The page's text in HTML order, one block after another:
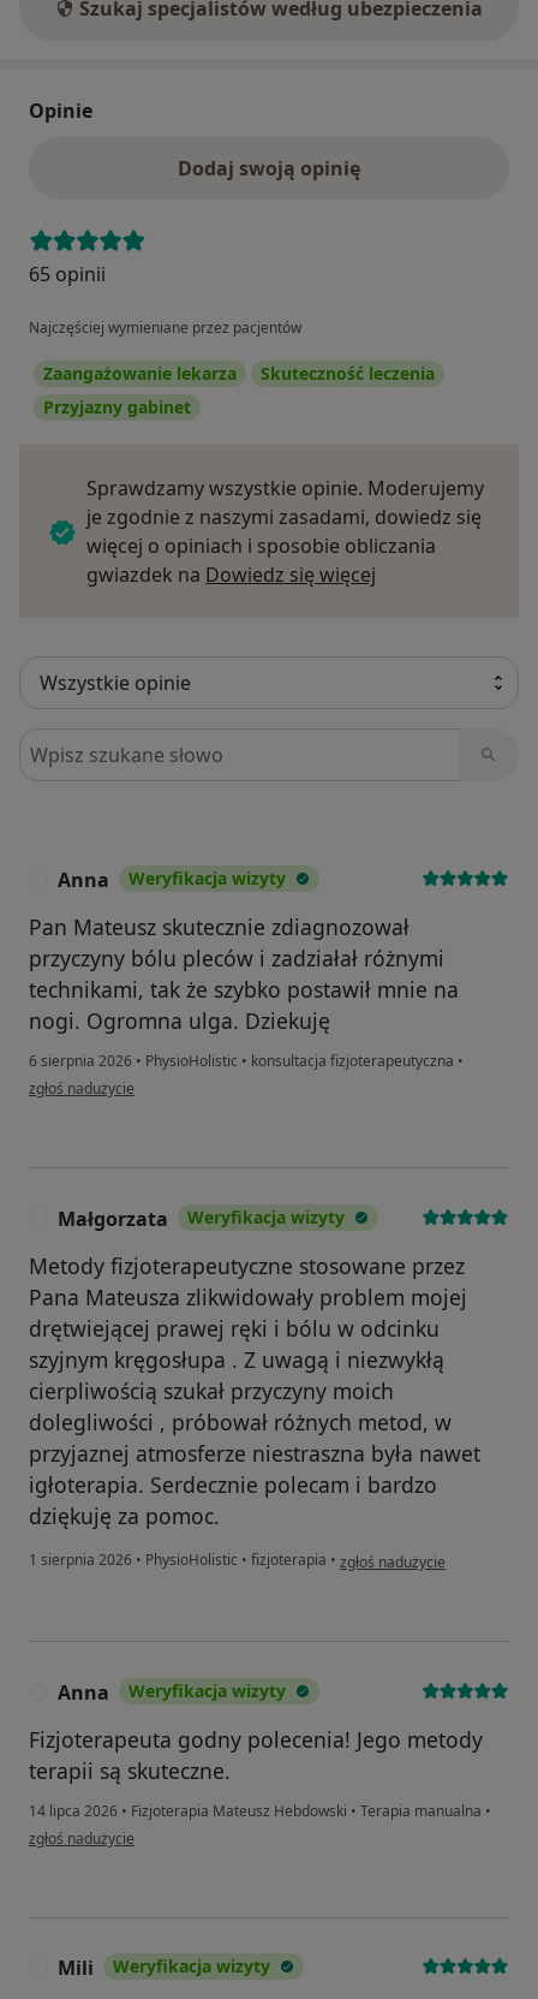
Szukaj specjalistów według ubezpieczenia
Opinie
Dodaj swoją opinię
65 opinii
Najczęściej wymieniane przez pacjentów
Zaangażowanie lekarza
Skuteczność leczenia
Przyjazny gabinet
Sprawdzamy wszystkie opinie. Moderujemy
je zgodnie z naszymi zasadami, dowiedz się
więcej o opiniach i sposobie obliczania
gwiazdek na Dowiedz się więcej
Szukaj w opiniach
Anna Weryfikacja wizyty
Pan Mateusz skutecznie zdiagnozował
przyczyny bólu pleców i zadziałał różnymi
technikami, tak że szybko postawił mnie na
nogi. Ogromna ulga. Dziekuję
6 sierpnia 2026 • PhysioHolistic • konsultacja fizjoterapeutyczna •
w opinii użytkownika Anna
zgłoś nadużycie
Małgorzata Weryfikacja wizyty
Metody fizjoterapeutyczne stosowane przez
Pana Mateusza zlikwidowały problem mojej
drętwiejącej prawej ręki i bólu w odcinku
szyjnym kręgosłupa . Z uwagą i niezwykłą
cierpliwością szukał przyczyny moich
dolegliwości , próbował różnych metod, w
przyjaznej atmosferze niestraszna była nawet
igłoterapia. Serdecznie polecam i bardzo
dziękuję za pomoc.
1 sierpnia 2026 • PhysioHolistic • fizjoterapia • w opinii użytkownika
zgłoś nadużycie
Anna Weryfikacja wizyty
Fizjoterapeuta godny polecenia! Jego metody
terapii są skuteczne.
14 lipca 2026 • Fizjoterapia Mateusz Hebdowski • Terapia manualna •
w opinii użytkownika Anna
zgłoś nadużycie
Mili Weryfikacja wizyty